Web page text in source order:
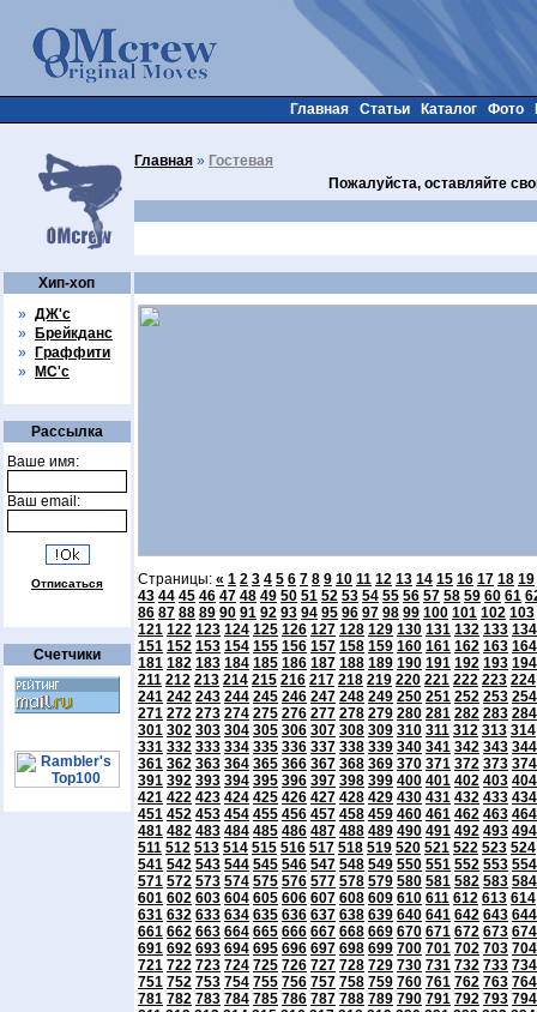
Хип-хоп
» ДЖ'с
»
Брейкданс
»
Граффити
»
МС'с
Рассылка
Ваше имя:
Ваш email:
Отписаться
Счетчики
Главная Статьи Каталог Фото
Главная » Гостевая
Пожалуйста, оставляйте
Страницы: « 1 2 3 4 5 6 7 8 9 10 11 12 13 14 15 16 17 18 19
43 44 45 46 47 48 49 50 51 52 53 54 55 56 57 58 59 60 61
86 87 88 89 90 91 92 93 94 95 96 97 98 99 100 101 102 103
121 122 123 124 125 126 127 128 129 130 131 132 133 134
151 152 153 154 155 156 157 158 159 160 161 162 163 164
181 182 183 184 185 186 187 188 189 190 191 192 193 194
211 212 213 214 215 216 217 218 219 220 221 222 223 224
241 242 243 244 245 246 247 248 249 250 251 252 253 254
271 272 273 274 275 276 277 278 279 280 281 282 283 284
301 302 303 304 305 306 307 308 309 310 311 312 313 314
331 332 333 334 335 336 337 338 339 340 341 342 343 344
361 362 363 364 365 366 367 368 369 370 371 372 373 374
391 392 393 394 395 396 397 398 399 400 401 402 403 404
421 422 423 424 425 426 427 428 429 430 431 432 433 434
451 452 453 454 455 456 457 458 459 460 461 462 463 464
481 482 483 484 485 486 487 488 489 490 491 492 493 494
511 512 513 514 515 516 517 518 519 520 521 522 523 524
541 542 543 544 545 546 547 548 549 550 551 552 553 554
571 572 573 574 575 576 577 578 579 580 581 582 583 584
601 602 603 604 605 606 607 608 609 610 611 612 613 614
631 632 633 634 635 636 637 638 639 640 641 642 643 644
661 662 663 664 665 666 667 668 669 670 671 672 673 674
691 692 693 694 695 696 697 698 699 700 701 702 703 704
721 722 723 724 725 726 727 728 729 730 731 732 733 734
751 752 753 754 755 756 757 758 759 760 761 762 763 764
781 782 783 784 785 786 787 788 789 790 791 792 793 794